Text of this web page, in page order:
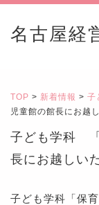
名古屋経
TOP > 新着情報 > 子
児童館の館長にお越
子ども学科
長にお越しい
子ども学科「保